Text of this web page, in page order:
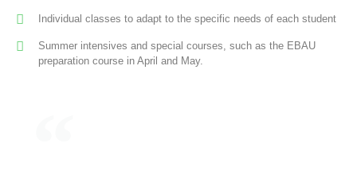
Individual classes to adapt to the specific needs of each student
Summer intensives and special courses, such as the EBAU
preparation course in April and May.